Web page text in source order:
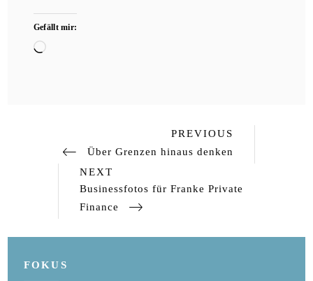
Gefällt mir:
Wird
PREVIOUS
Über Grenzen hinaus denken
Next
Post
NEXT
Businessfotos für Franke Private
Finance
FOKUS